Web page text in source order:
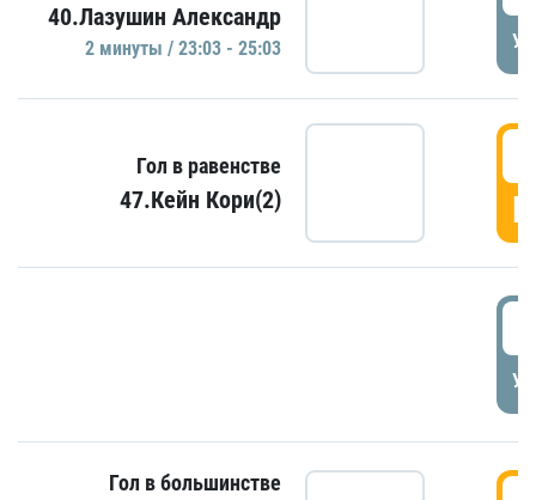
40.Лазушин Александр
2 минуты / 23:03 - 25:03
Гол в равенстве
47.Кейн Кори(2)
Гол в большинстве